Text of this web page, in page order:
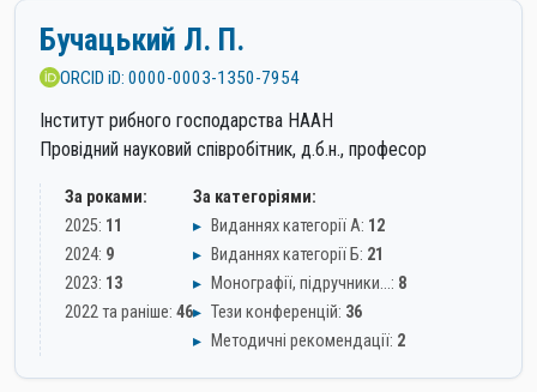
Бучацький Л. П.
ORCID iD: 0000-0003-1350-7954
Інститут рибного господарства НААН
Провідний науковий співробітник, д.б.н., професор
За роками:
2025: 11
2024: 9
2023: 13
2022 та раніше: 46
За категоріями:
▸ Виданнях категорії А: 12
▸ Виданнях категорії Б: 21
▸ Монографії, підручники…: 8
▸ Тези конференцій: 36
▸ Методичні рекомендації: 2